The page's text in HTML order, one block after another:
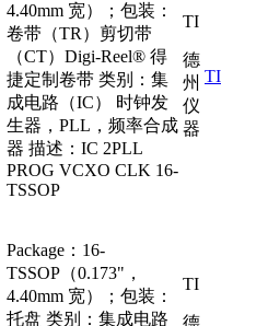
4.40mm 宽）；包装：
卷带（TR）剪切带
（CT）Digi-Reel® 得
捷定制卷带 类别：集
成电路（IC） 时钟发
生器，PLL，频率合成
器 描述：IC 2PLL
PROG VCXO CLK 16-
TSSOP
TI
德
州
仪
器
TI
Package：16-
TSSOP（0.173"，
4.40mm 宽）；包装：
托盘 类别：集成电路
TI
德